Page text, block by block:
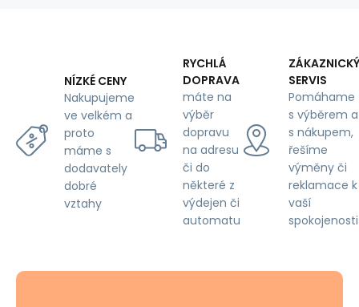
on
gray
NÍZKÉ CENY
Nakupujeme
ve velkém a
proto
máme s
dodavately
dobré
vztahy
RYCHLÁ
DOPRAVA
máte na
výběr
dopravu
na adresu
či do
některé z
výdejen či
automatu
ZÁKAZNICKÝ
SERVIS
Pomáhame
s výběrem a
s nákupem,
řešíme
výměny či
reklamace k
vaší
spokojenosti